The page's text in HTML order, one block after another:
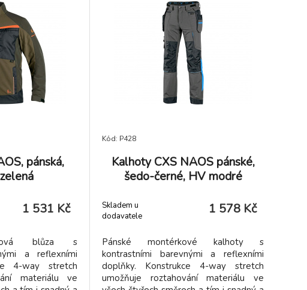
kapsami na
kapsami na zip,
levém rukávu,
a bočních částech
na zip a
podšívkou.
strojírenství,
průmysl,
logistika,
CORDURA, kapsa na zip na stehně,
multifunkční boční kapsa, 2 zadní kapsy
ve spodní části vyztuženy materiálem
pánská,
1 531 Kč
blůza s
a reflexními
4-way stretch
materiálu ve
Kód: P428
Kalhoty CXS NAOS pánské,
šedo-černé, HV modré
Skladem u
dodavatele
1 578 Kč
Pánské montérkové kalhoty s
kontrastními barevnými a reflexními
doplňky. Konstrukce 4-way stretch
umožňuje roztahování materiálu ve